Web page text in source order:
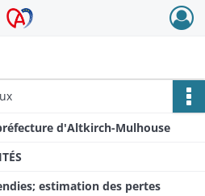
Alsace - Colmar
d'Altkirch-Mulhouse
estimation des pertes